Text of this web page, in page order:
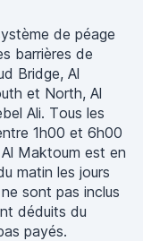
de péage
barrières de
Bridge, Al
et North, Al
Ali. Tous les
1h00 et 6h00
Maktoum est en
matin les jours
sont pas inclus
déduits du
payés.